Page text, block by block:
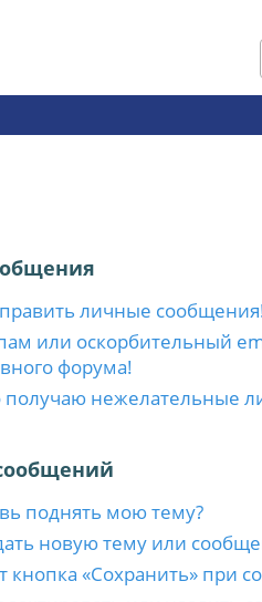
личные
или оскорбительный
форума!
получаю нежелательные
поднять мою тему?
новую тему или
кнопка «Сохранить» при